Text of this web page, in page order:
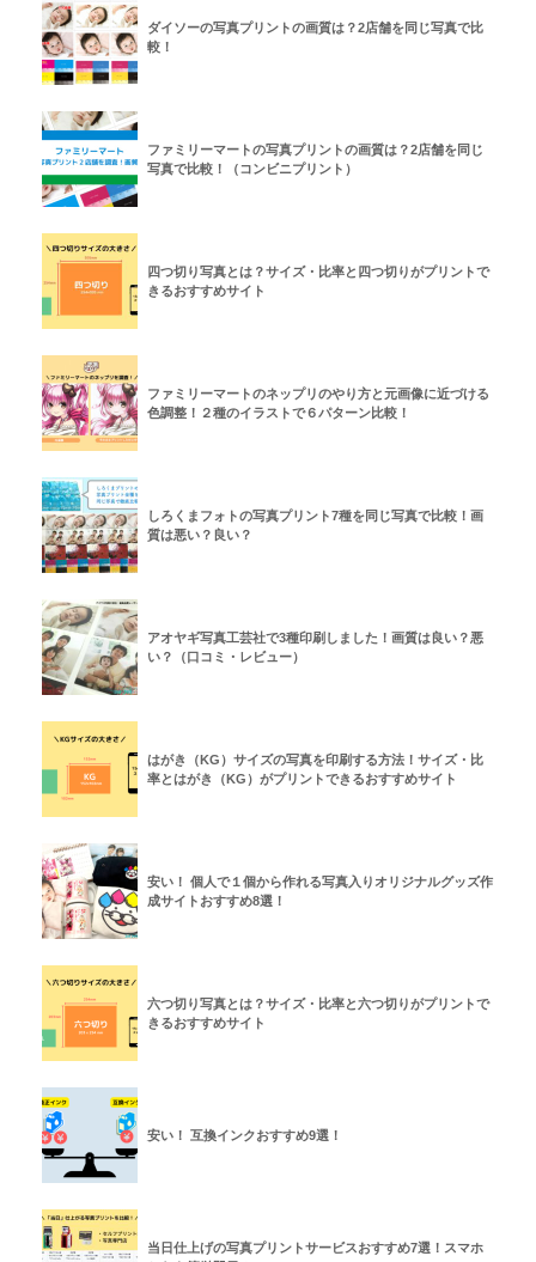
ダイソーの写真プリントの画質は？2店舗を同じ写真で比
較！
ファミリーマートの写真プリントの画質は？2店舗を同じ
写真で比較！（コンビニプリント）
四つ切り写真とは？サイズ・比率と四つ切りがプリントで
きるおすすめサイト
ファミリーマートのネップリのやり方と元画像に近づける
色調整！２種のイラストで６パターン比較！
しろくまフォトの写真プリント7種を同じ写真で比較！画
質は悪い？良い？
アオヤギ写真工芸社で3種印刷しました！画質は良い？悪
い？（口コミ・レビュー）
はがき（KG）サイズの写真を印刷する方法！サイズ・比
率とはがき（KG）がプリントできるおすすめサイト
安い！ 個人で１個から作れる写真入りオリジナルグッズ作
成サイトおすすめ8選！
六つ切り写真とは？サイズ・比率と六つ切りがプリントで
きるおすすめサイト
安い！ 互換インクおすすめ9選！
当日仕上げの写真プリントサービスおすすめ7選！スマホ